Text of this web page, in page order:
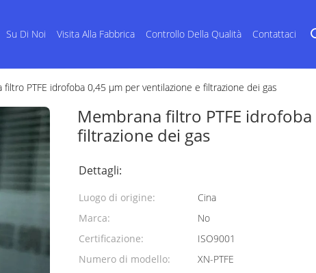
Su Di Noi Visita Alla Fabbrica Controllo Della Qualità Contattaci
filtro PTFE idrofoba 0,45 μm per ventilazione e filtrazione dei gas
Membrana filtro PTFE
filtrazione dei gas
Dettagli:
Luogo di origine:
Cina
Marca:
No
Certificazione:
ISO9001
Numero di modello:
XN-PTFE